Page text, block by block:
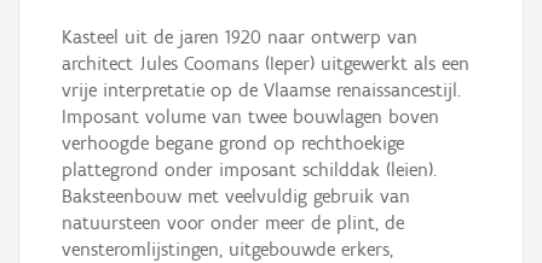
Kasteel uit de jaren 1920 naar ontwerp van
architect Jules Coomans (Ieper) uitgewerkt als een
vrije interpretatie op de Vlaamse renaissancestijl.
Imposant volume van twee bouwlagen boven
verhoogde begane grond op rechthoekige
plattegrond onder imposant schilddak (leien).
Baksteenbouw met veelvuldig gebruik van
natuursteen voor onder meer de plint, de
vensteromlijstingen, uitgebouwde erkers,